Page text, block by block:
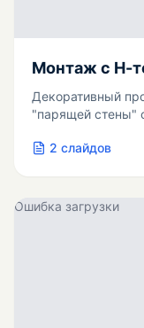
Монтаж с Н-
Декоративный
"парящей стены"
2 слайдов
Ошибка загрузки